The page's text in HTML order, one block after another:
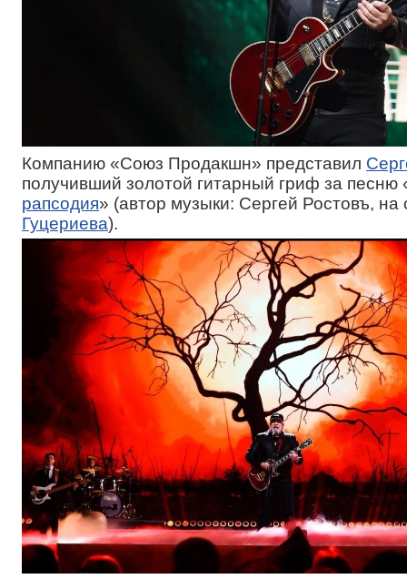
Компанию «Союз Продакшн» представил
получивший золотой гитарный гриф за песню
рапсодия» (автор музыки: Сергей Ростовъ, на
Гуцериева).